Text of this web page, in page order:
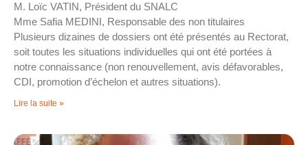
M. Loïc VATIN, Président du SNALC
Mme Safia MEDINI, Responsable des non titulaires
Plusieurs dizaines de dossiers ont été présentés au Rectorat,
soit toutes les situations individuelles qui ont été portées à
notre connaissance (non renouvellement, avis défavorables,
CDI, promotion d’échelon et autres situations).
Lire la suite »